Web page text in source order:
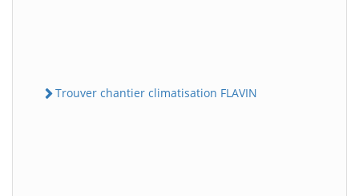
Trouver chantier climatisation FLAVIN